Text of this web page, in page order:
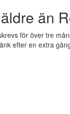
än
för över tre
efter en extra